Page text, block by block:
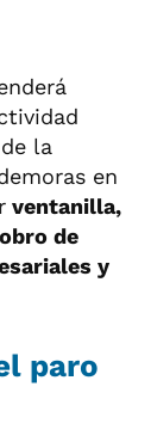
la
en
ventanilla,
de
y
paro